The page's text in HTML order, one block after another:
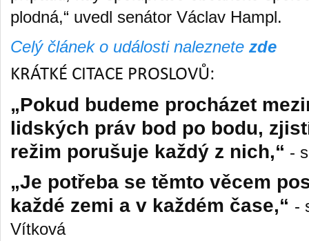
plodná,“ uvedl senátor Václav Hampl.
Celý článek o události naleznete zde
KRÁTKÉ CITACE PROSLOVŮ:
„Pokud budeme procházet
lidských práv bod po bodu,
režim porušuje každý z nich,“ -
„Je potřeba se těmto věcem
každé zemi a v každém čase,“ -
Vítková